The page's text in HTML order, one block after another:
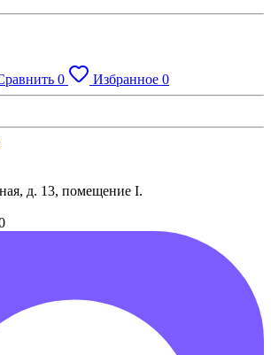
0 Избранное 0
д. 13, помещение I.